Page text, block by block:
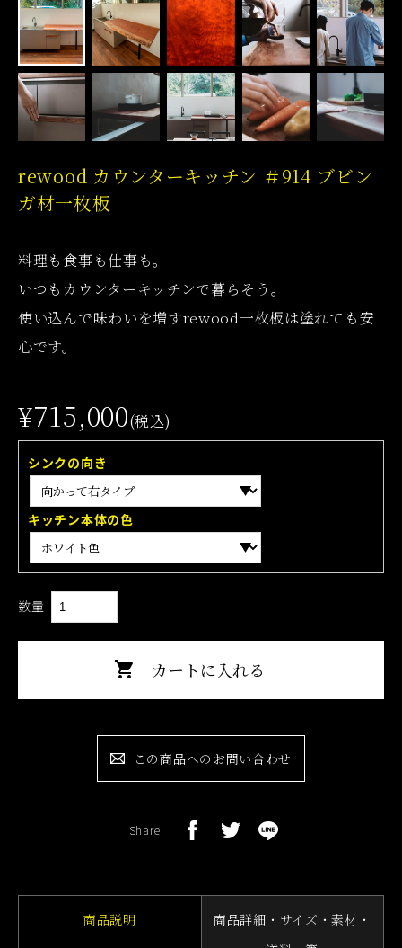
rewood カウンターキッチン ＃914 ブビン
ガ材一枚板
料理も食事も仕事も。
いつもカウンターキッチンで暮らそう。
使い込んで味わいを増すrewood一枚板は塗れても安
心です。
¥715,000(税込)
シンクの向き
キッチン本体の色
数量
この商品へのお問い合わせ
Share
商品説明
商品詳細・サイズ・素材・